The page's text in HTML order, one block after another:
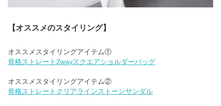
【オススメのスタイリング】
骨格ストレート2wayスクエアショルダーバッグ
骨格ストレートクリアラインストーンサンダル